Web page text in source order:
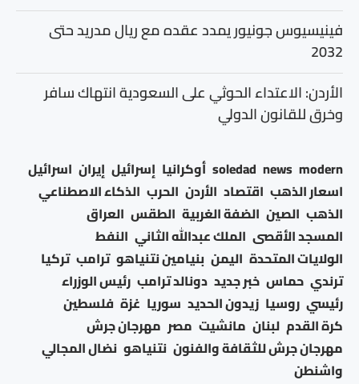
فينيسيوس جونيور يمدد عقده مع ريال مدريد حتى
2032
الأردن: الاعتداء الحوثي على السعودية انتهاك سافر
وخرق للقانون الدولي
modern
news
soledad أوكرانيا إسرائيل إيران اسرائيل
اسعار الذهب اقتصاد الأردن الحرب الذكاء الاصطناعي
الذهب الصين الضفة الغربية الطقس العراق
المسجد الأقصى الملك عبدالله الثاني النفط
الولايات المتحدة اليمن بنيامين نتنياهو ترامب تركيا
ترندي حماس خبر جديد دونالد ترامب رئيس الوزراء
رئيسي روسيا زيدون الحديد سوريا غزة فلسطين
كرة القدم لبنان مانشيت مصر مهرجان جرش
مهرجان جرش للثقافة والفنون نتنياهو نضال المجالي
واشنطن